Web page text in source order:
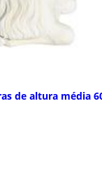
de altura média